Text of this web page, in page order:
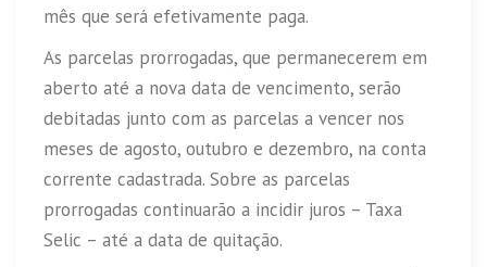
mês que será efetivamente paga.
As parcelas prorrogadas, que permanecerem em
aberto até a nova data de vencimento, serão
debitadas junto com as parcelas a vencer nos
meses de agosto, outubro e dezembro, na conta
corrente cadastrada. Sobre as parcelas
prorrogadas continuarão a incidir juros – Taxa
Selic – até a data de quitação.